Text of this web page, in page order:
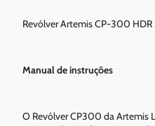
Revólver Artemis CP-300
Manual de instruções
O Revólver CP300 da Artemis